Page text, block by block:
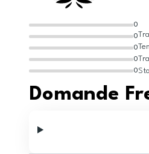
0
0
0
0
0
Domande